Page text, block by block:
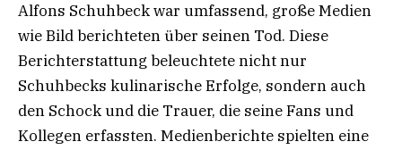
Alfons Schuhbeck war umfassend, große Medien
wie Bild berichteten über seinen Tod. Diese
Berichterstattung beleuchtete nicht nur
Schuhbecks kulinarische Erfolge, sondern auch
den Schock und die Trauer, die seine Fans und
Kollegen erfassten. Medienberichte spielten eine